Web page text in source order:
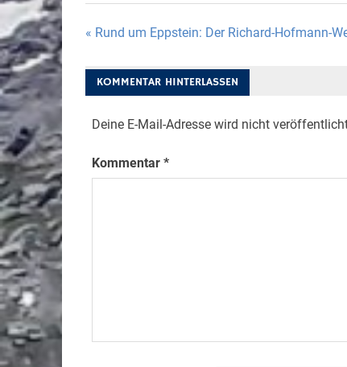
Beitragsnavigation
« Rund um Eppstein: Der Richard-Hofmann-
KOMMENTAR HINTERLASSEN
Deine E-Mail-Adresse wird nicht
Kommentar *